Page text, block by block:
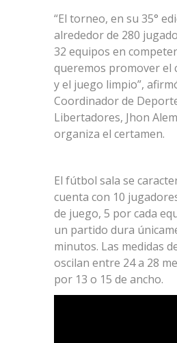
“El torneo, en su 35°
alrededor de 280
32 equipos en
queremos promover el
y el juego limpio”,
Coordinador de
Libertadores, Jhon
organiza el certamen.
El fútbol sala se
cuenta con 10
de juego, 5 por cada
un partido dura
minutos. Las medidas
oscilan entre 24 a 28
por 13 o 15 de ancho.